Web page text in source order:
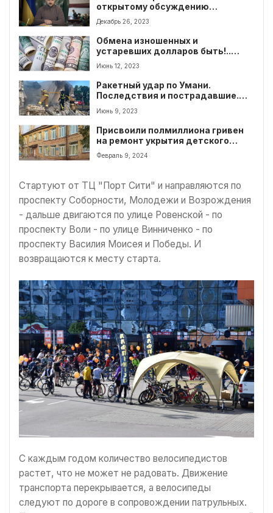
открытому обсуждению
изменений в правилах
мобилизации
Декабрь 26, 2023
Обмена изношенных и
устаревших долларов быть!..
Разъяснение НБУ
Июнь 12, 2023
Ракетный удар по Умани.
Последствия и пострадавшие.
Фото
Июнь 9, 2023
Присвоили полмиллиона гривен
на ремонт укрытия детского
сада
Февраль 9, 2024
Стартуют от ТЦ "Порт Сити" и направляются по
проспекту Соборности, Молодежи и Возрождения
- дальше двигаются по улице Ровенской - по
проспекту Воли - по улице Винниченко - по
проспекту Василия Моисея и Победы. И
возвращаются к месту старта.
С каждым годом количество велосипедистов
растет, что не может не радовать. Движение
транспорта перекрывается, а велосипеды
следуют по дороге в сопровождении патрульных.